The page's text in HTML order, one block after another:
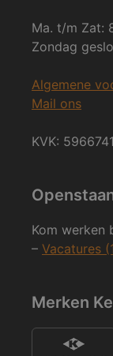
Ma. t/m Zat:
Zondag
Algemene
Mail ons
KVK:
Kom werken
– Vacatures
Merken